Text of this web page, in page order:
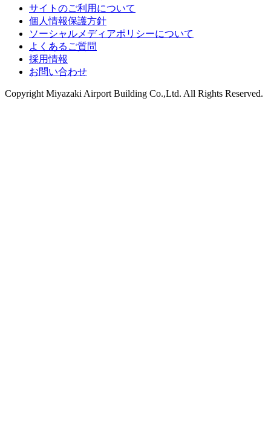
サイトのご利用について
個人情報保護方針
ソーシャルメディアポリシーについて
よくあるご質問
採用情報
お問い合わせ
Copyright Miyazaki Airport Building Co.,Ltd. All Rights Reserved.